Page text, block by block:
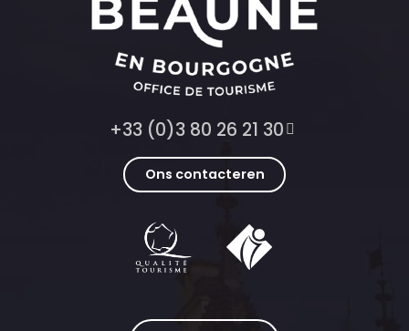
+33 (0)3 80 26 21 30
Ons contacteren